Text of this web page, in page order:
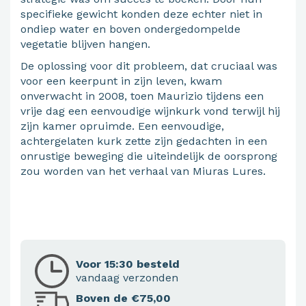
specifieke gewicht konden deze echter niet in
ondiep water en boven ondergedompelde
vegetatie blijven hangen.
De oplossing voor dit probleem, dat cruciaal was
voor een keerpunt in zijn leven, kwam
onverwacht in 2008, toen Maurizio tijdens een
vrije dag een eenvoudige wijnkurk vond terwijl hij
zijn kamer opruimde. Een eenvoudige,
achtergelaten kurk zette zijn gedachten in een
onrustige beweging die uiteindelijk de oorsprong
zou worden van het verhaal van Miuras Lures.
Voor 15:30 besteld
vandaag verzonden
Boven de €75,00